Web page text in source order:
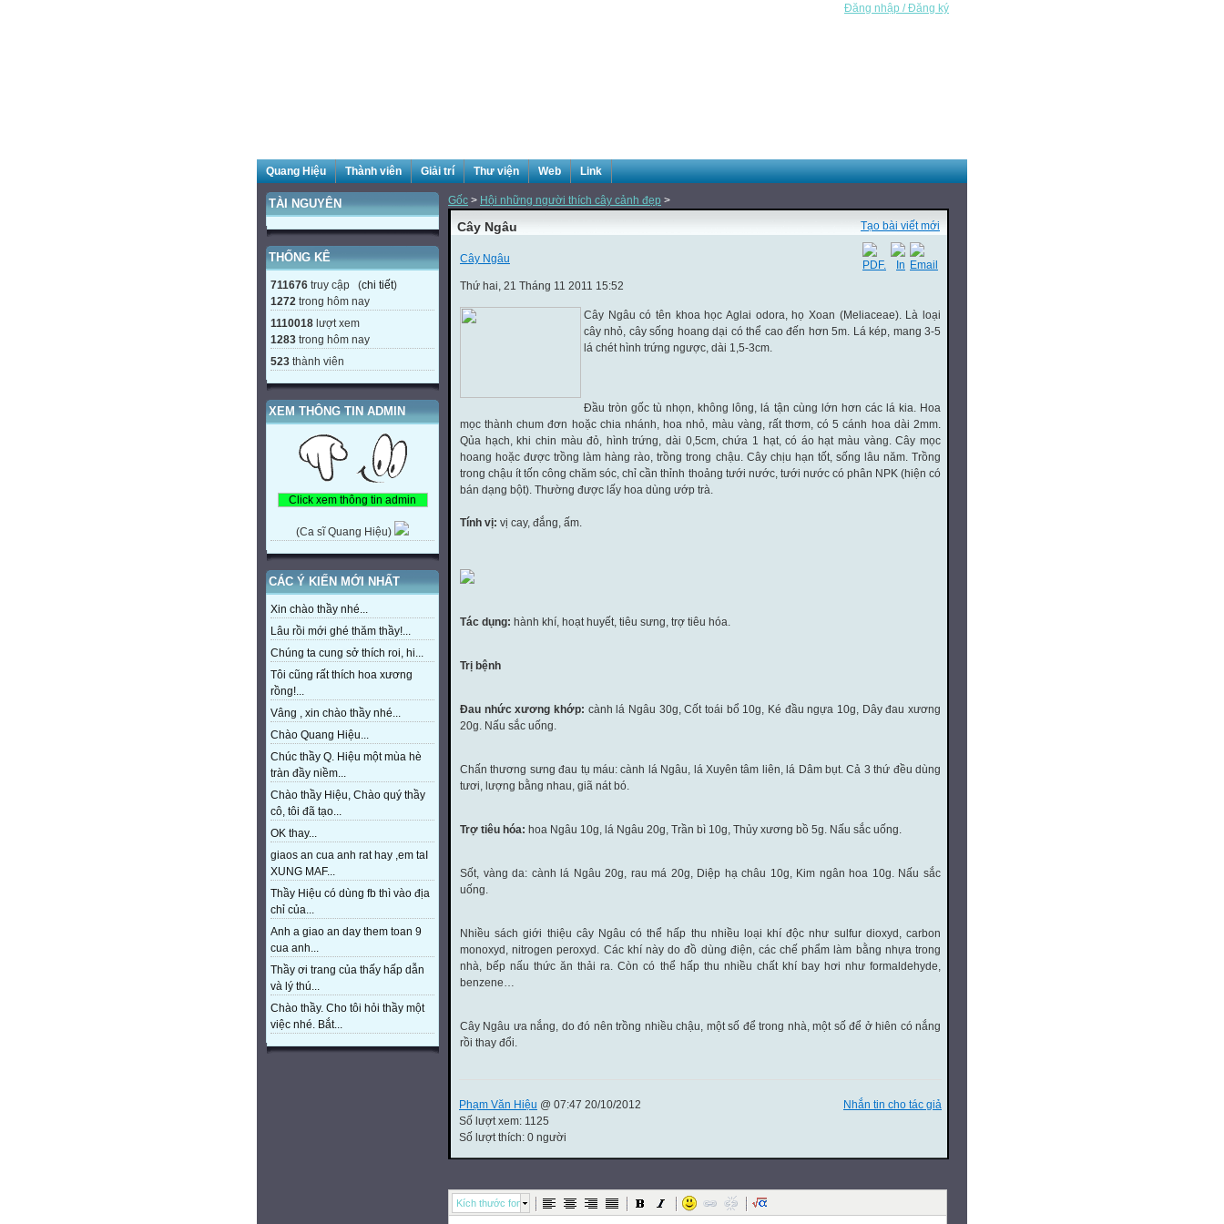
Đăng nhập / Đăng ký
Quang Hiệu Thành viên Giải trí Thư viện Web Link
TÀI NGUYÊN
THỐNG KÊ
711676 truy cập (chi tiết)
1272 trong hôm nay
1110018 lượt xem
1283 trong hôm nay
523 thành viên
XEM THÔNG TIN ADMIN
(Ca sĩ Quang Hiệu)
CÁC Ý KIẾN MỚI NHẤT
Xin chào thầy nhé...
Lâu rồi mới ghé thăm thầy!...
Chúng ta cung sở thích roi, hi...
Tôi cũng rất thích hoa xương
rồng!...
Vâng , xin chào thầy nhé...
Chào Quang Hiệu...
Chúc thầy Q. Hiệu một mùa hè
tràn đầy niềm...
Chào thầy Hiệu, Chào quý thầy
cô, tôi đã tạo...
OK thay...
giaos an cua anh rat hay ,em taI
XUNG MAF...
Thầy Hiệu có dùng fb thì vào địa
chỉ của...
Anh a giao an day them toan 9
cua anh...
Thầy ơi trang của thấy hấp dẫn
và lý thú...
Chào thầy. Cho tôi hỏi thầy một
việc nhé. Bắt...
Gốc > Hội những người thích cây cảnh đẹp >
Tạo bài viết mới
Cây Ngâu
Cây Ngâu
Thứ hai, 21 Tháng 11 2011 15:52
Cây Ngâu có tên khoa học Aglai odora, họ Xoan (Meliaceae). Là loại
cây nhỏ, cây sống hoang dại có thể cao đến hơn 5m. Lá kép, mang 3-5
lá chét hình trứng ngược, dài 1,5-3cm.
Đầu tròn gốc tù nhọn, không lông, lá tận cùng lớn hơn các lá kia. Hoa
mọc thành chum đơn hoặc chia nhánh, hoa nhỏ, màu vàng, rất thơm, có 5 cánh hoa dài 2mm.
Qủa hạch, khi chin màu đỏ, hình trứng, dài 0,5cm, chứa 1 hạt, có áo hạt màu vàng. Cây mọc
hoang hoặc được trồng làm hàng rào, trồng trong chậu. Cây chịu hạn tốt, sống lâu năm. Trồng
trong chậu ít tốn công chăm sóc, chỉ cần thỉnh thoảng tưới nước, tưới nước có phân NPK (hiện có
bán dạng bột). Thường được lấy hoa dùng ướp trà.
Tính vị: vị cay, đắng, ấm.
Tác dụng: hành khí, hoạt huyết, tiêu sưng, trợ tiêu hóa.
Trị bệnh
Đau nhức xương khớp: cành lá Ngâu 30g, Cốt toái bổ 10g, Ké đầu ngựa 10g, Dây đau xương
20g. Nấu sắc uống.
Chấn thương sưng đau tụ máu: cành lá Ngâu, lá Xuyên tâm liên, lá Dâm bụt. Cả 3 thứ đều dùng
tươi, lượng bằng nhau, giã nát bó.
Trợ tiêu hóa: hoa Ngâu 10g, lá Ngâu 20g, Trần bì 10g, Thủy xương bồ 5g. Nấu sắc uống.
Sốt, vàng da: cành lá Ngâu 20g, rau má 20g, Diệp hạ châu 10g, Kim ngân hoa 10g. Nấu sắc
uống.
Nhiều sách giới thiệu cây Ngâu có thể hấp thu nhiều loại khí độc như sulfur dioxyd, carbon
monoxyd, nitrogen peroxyd. Các khí này do đồ dùng điện, các chế phẩm làm bằng nhựa trong
nhà, bếp nấu thức ăn thải ra. Còn có thể hấp thu nhiều chất khí bay hơi như formaldehyde,
benzene…
Cây Ngâu ưa nắng, do đó nên trồng nhiều chậu, một số để trong nhà, một số để ở hiên có nắng
rồi thay đổi.
Nhắn tin cho tác giả
Phạm Văn Hiệu @ 07:47 20/10/2012
Số lượt xem: 1125
Số lượt thích: 0 người
Kích thước font